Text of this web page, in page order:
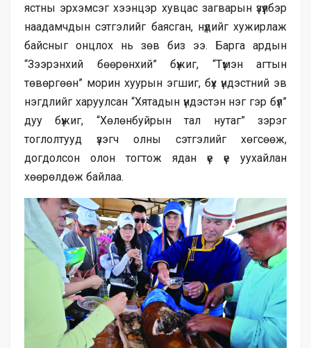
ястны эрхэмсэг хээнцэр хувцас загварын үзүүлбэр
наадамчдын сэтгэлийг баясган, нүдийг хужирлаж
байсныг онцлох нь зөв биз ээ. Барга ардын
“Зээрэнхий бөөрөнхий” бүжиг, “Түмэн агтын
төвөргөөн” морин хуурын эгшиг, бүх үндэстний эв
нэгдлийг харуулсан “Хятадын үндэстэн нэг гэр бүл”
дуу бүжиг, “Хөлөнбуйрын тал нутаг” зэрэг
тоглолтууд үзэгч олны сэтгэлийг хөгсөөж,
догдолсон олон тогтож ядан үе үе уухайлан
хөөрөлдөж байлаа.